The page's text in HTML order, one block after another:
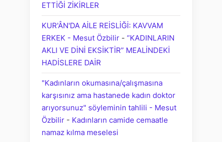
ETTİĞİ ZİKİRLER
KUR'ÂN'DA AİLE REİSLİĞİ: KAVVAM
ERKEK - Mesut Özbilir - “KADINLARIN
AKLI VE DİNİ EKSİKTİR” MEALİNDEKİ
HADİSLERE DAİR
"Kadınların okumasına/çalışmasına
karşısınız ama hastanede kadın doktor
arıyorsunuz" söyleminin tahlili - Mesut
Özbilir - Kadınların camide cemaatle
namaz kılma meselesi